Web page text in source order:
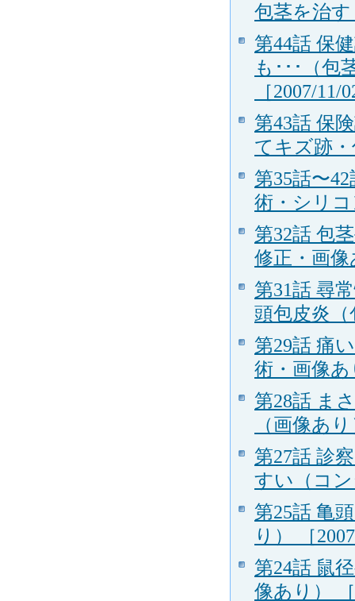
包茎を治す
第44話 保
も･･･（包
［2007/11/
第43話 保
てキズ跡・
第35話〜
術・シリコ
第32話 包
修正・画像
第31話 尋
頭包皮炎（
第29話 痛
術・画像あ
第28話 ま
（画像あ
第27話 診
すい（コ
第25話 亀
り） ［
第24話 鼠
像あり）